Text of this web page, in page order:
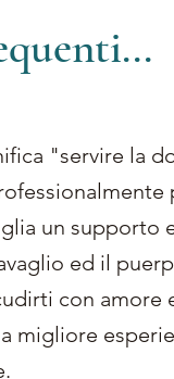
"servire la
un supporto
ed il
con amore
migliore